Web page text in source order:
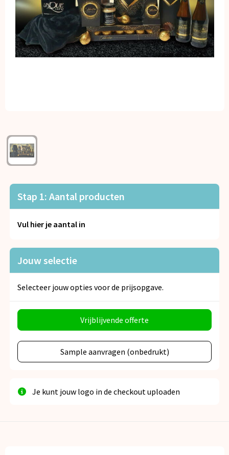
Kerst
Kinderen, Peuters en Baby's
Klokken, horloges en weerstations
Persoonlijke verzorging
Reisbenodigdheden
Schrijfwaren
Sleutelhangers en Lanyards
Spellen voor binnen en buiten
Veiligheid, Auto en Fiets
Vrije tijd en Strand
Stap 1: Aantal producten
Vul hier je aantal in
Jouw selectie
Selecteer jouw opties voor de prijsopgave.
Vrijblijvende offerte
Sample aanvragen (onbedrukt)
Je kunt jouw logo in de checkout uploaden